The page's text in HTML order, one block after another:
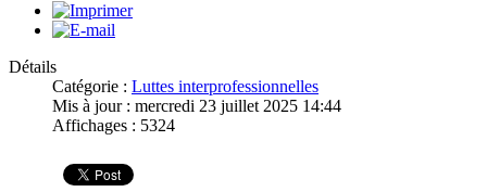
Détails
Catégorie : Luttes interprofessionnelles
Mis à jour : mercredi 23 juillet 2025 14:44
Affichages : 5324